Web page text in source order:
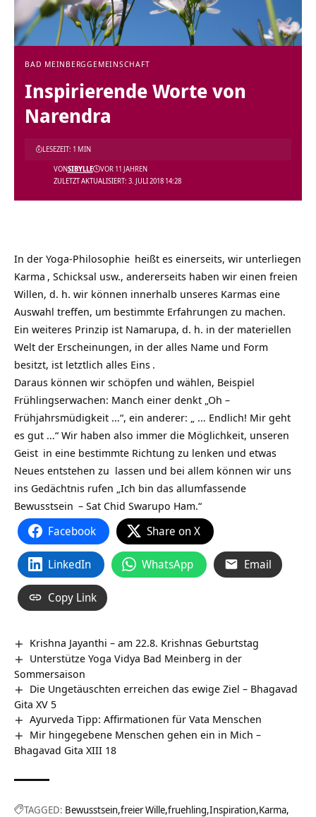
BAD MEINBERGGEMEINSCHAFT
Inspirierende Worte von
Narendra
ZULETZT AKTUALISIERT: 3. JULI 2018 14:28
VONSIBYLLE VOR 11 JAHREN
LESEZEIT: 1 MIN
In der Yoga-Philosophie heißt es einerseits, wir unterliegen
Karma , Schicksal usw., andererseits haben wir einen freien
Willen, d. h. wir können innerhalb unseres Karmas eine
Auswahl treffen, um bestimmte Erfahrungen zu machen.
Ein weiteres Prinzip ist Namarupa, d. h. in der materiellen
Welt der Erscheinungen, in der alles Name und Form
besitzt, ist letztlich alles Eins .
Daraus können wir schöpfen und wählen, Beispiel
Frühlingserwachen: Manch einer denkt „Oh –
Frühjahrsmüdigkeit …“, ein anderer: „ … Endlich! Mir geht
es gut …“ Wir haben also immer die Möglichkeit, unseren
Geist in eine bestimmte Richtung zu lenken und etwas
Neues entstehen zu lassen und bei allem können wir uns
ins Gedächtnis rufen „Ich bin das allumfassende
Bewusstsein – Sat Chid Swarupo Ham.“
Facebook Share on X
LinkedIn WhatsApp Email
Copy Link
Krishna Jayanthi – am 22.8. Krishnas Geburtstag
Unterstütze Yoga Vidya Bad Meinberg in der
Sommersaison
Die Ungetäuschten erreichen das ewige Ziel – Bhagavad
Gita XV 5
Ayurveda Tipp: Affirmationen für Vata Menschen
Mir hingegebene Menschen gehen ein in Mich –
Bhagavad Gita XIII 18
TAGGED: Bewusstsein freier Wille fruehling Inspiration Karma